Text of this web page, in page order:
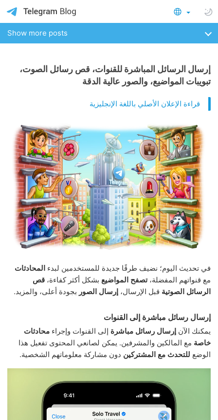
Show more posts
إرسال الرسائل المباشرة للقنوات، قص رسائل الصوت،
تبويبات المواضيع، والصور عالية الدقة
قراءة الإعلان الأصلي باللغة الإنجليزية
في تحديث اليوم؛ نضيف طرقًا جديدة للمستخدمين لبدء المحادثات
مع قنواتهم المفضلة،تصفح المواضيع بشكل أكثر كفاءة، قص
الرسائل الصوتية قبل الإرسال، إرسال الصور بجودة أعلى، والمزيد.
إرسال رسائل مباشرة إلى القنوات
يمكنك الآن إرسال رسائل مباشرة إلى القنوات وإجراء محادثات
خاصة مع المالكين والمشرفين. يمكن لصانعي المحتوى تفعيل هذا
الوضع للتحدث مع المشتركين دون مشاركة معلوماتهم الشخصية.